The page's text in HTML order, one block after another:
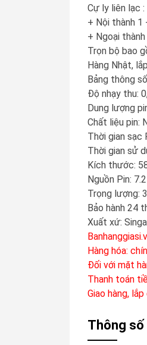
Cự ly liên lạc :
+ Nội thành 1
+ Ngoại
Trọn bộ bao
Hàng Nhật,
Bảng thông
Độ nhạy thu:
Dung lượng
Chất liệu pin:
Thời gian sạc
Thời gian sử
Kích thước:
Nguồn Pin:
Trọng lượng:
Bảo hành 24
Xuất xứ:
Hàng hóa:
Đối với mặt
Thanh toán
Giao hàng,
Thông